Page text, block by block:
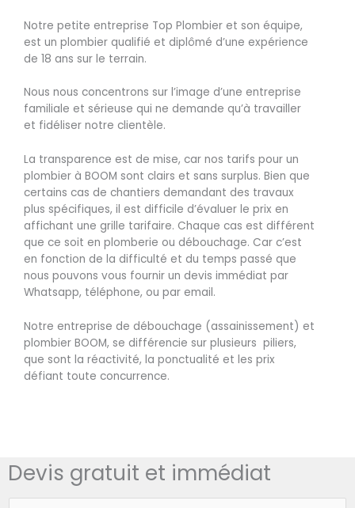
Notre petite entreprise Top Plombier et son équipe,
est un plombier qualifié et diplômé d’une expérience
de 18 ans sur le terrain.
Nous nous concentrons sur l’image d’une entreprise
familiale et sérieuse qui ne demande qu’à travailler
et fidéliser notre clientèle.
La transparence est de mise, car nos tarifs pour un
plombier à BOOM sont clairs et sans surplus. Bien que
certains cas de chantiers demandant des travaux
plus spécifiques, il est difficile d’évaluer le prix en
affichant une grille tarifaire. Chaque cas est différent
que ce soit en plomberie ou débouchage. Car c’est
en fonction de la difficulté et du temps passé que
nous pouvons vous fournir un devis immédiat par
Whatsapp, téléphone, ou par email.
Notre entreprise de débouchage (assainissement) et
plombier BOOM, se différencie sur plusieurs piliers,
que sont la réactivité, la ponctualité et les prix
défiant toute concurrence.
Devis gratuit et immédiat